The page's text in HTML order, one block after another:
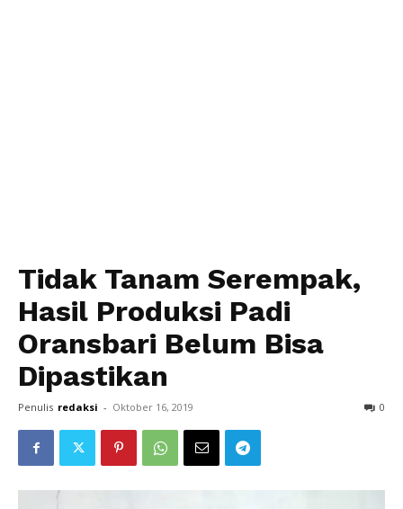
Tidak Tanam Serempak,
Hasil Produksi Padi
Oransbari Belum Bisa
Dipastikan
Penulis redaksi - Oktober 16, 2019 0